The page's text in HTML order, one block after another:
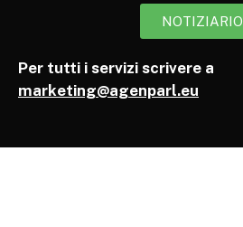
NOTIZIARIO
Per tutti i servizi scrivere a
marketing@agenparl.eu